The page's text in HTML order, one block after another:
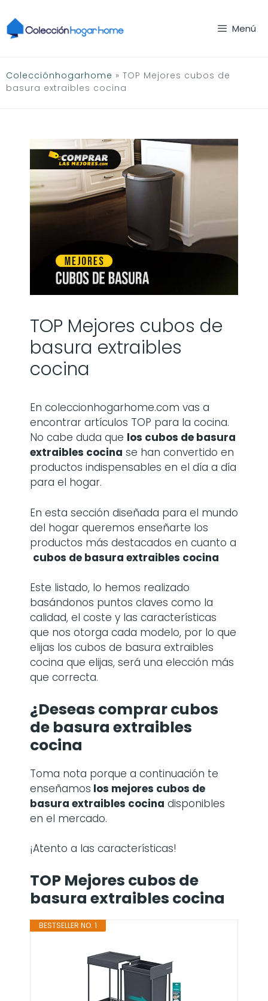
al
contenido
Menú
Colecciónhogarhome » TOP Mejores cubos de
basura extraibles cocina
TOP Mejores cubos de
basura extraibles
cocina
En coleccionhogarhome.com vas a
encontrar artículos TOP para la cocina.
No cabe duda que los cubos de basura
extraibles cocina se han convertido en
productos indispensables en el día a día
para el hogar.
En esta sección diseñada para el mundo
del hogar queremos enseñarte los
productos más destacados en cuanto a
cubos de basura extraibles cocina
Este listado, lo hemos realizado
basándonos puntos claves como la
calidad, el coste y las características
que nos otorga cada modelo, por lo que
elijas los cubos de basura extraibles
cocina que elijas, será una elección más
que correcta.
¿Deseas comprar cubos
de basura extraibles
cocina
Toma nota porque a continuación te
enseñamos los mejores cubos de
basura extraibles cocina disponibles
en el mercado.
¡Atento a las características!
TOP Mejores cubos de
basura extraibles cocina
BESTSELLER NO. 1